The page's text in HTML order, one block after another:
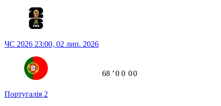
ЧС 2026 23:00, 02 лип. 2026
Португалія 2
68 ʼ0 0 00